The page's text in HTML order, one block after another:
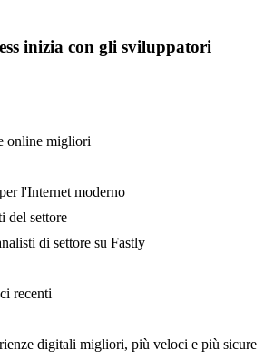
inizia con gli sviluppatori
online migliori
l'Internet moderno
del settore
di settore su Fastly
recenti
digitali migliori, più veloci e più sicure